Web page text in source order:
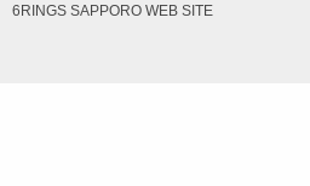
6RINGS SAPPORO WEB SITE